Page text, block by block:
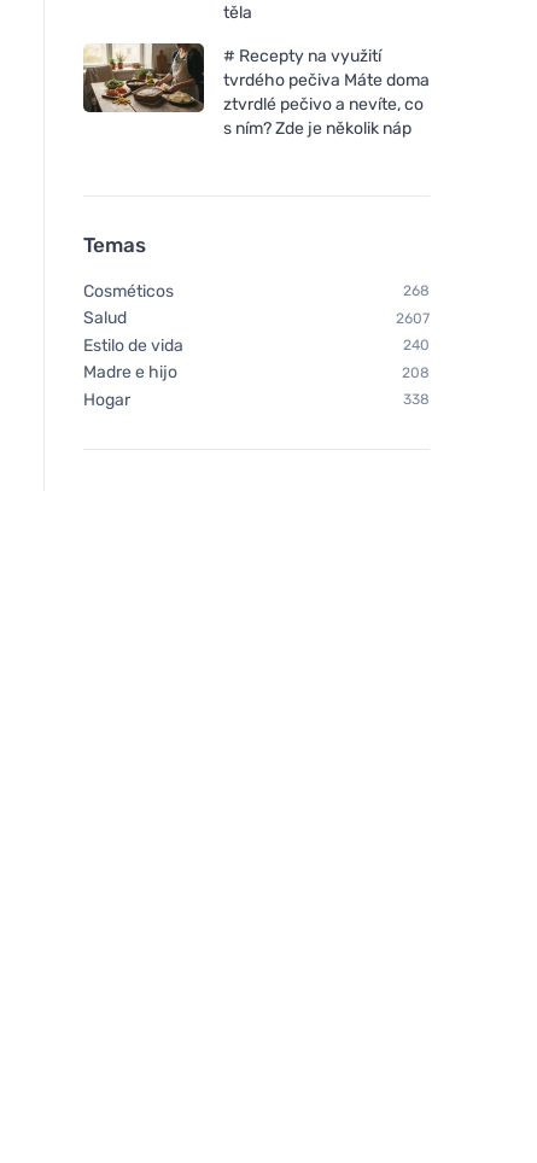
těla
# Recepty na využití
tvrdého pečiva Máte doma
ztvrdlé pečivo a nevíte, co
s ním? Zde je několik náp
Temas
Cosméticos 268
Salud 2607
Estilo de vida 240
Madre e hijo 208
Hogar 338